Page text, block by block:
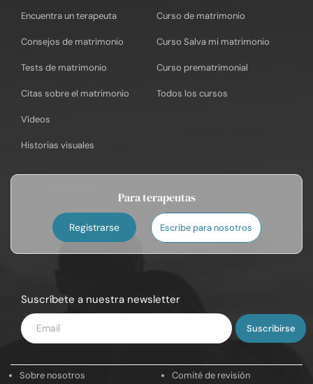
Encuentra un terapeuta
Consejos de matrimonio
Tests de matrimonio
Citas sobre el matrimonio
Vídeos
Historias visuales
Curso de matrimonio
Curso Salva mi matrimonio
Curso prematrimonial
Todos los cursos
Para terapeutas
Registrarse Escribe para nosotros
Suscríbete a nuestra newsletter
Introduce
tu
Sobre nosotros Comité de revisión